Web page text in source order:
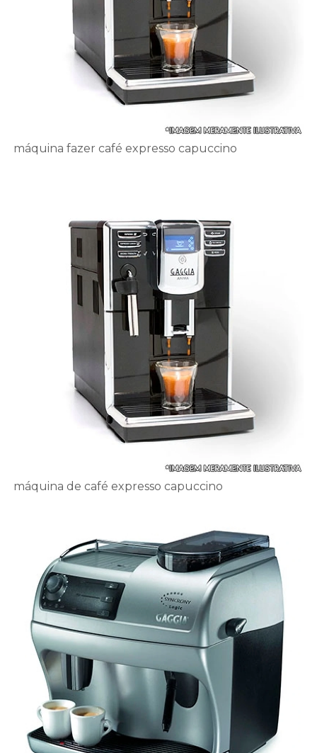
máquina fazer café expresso capuccino
máquina de café expresso capuccino